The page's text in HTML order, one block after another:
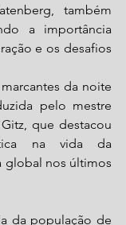
também
a importância
e os desafios
da noite
pelo mestre
que destacou
na vida da
global nos últimos
da população de